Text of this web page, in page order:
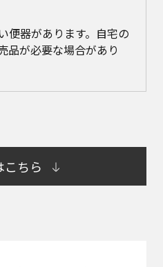
便器があります。自宅の
品が必要な場合があり
こちら